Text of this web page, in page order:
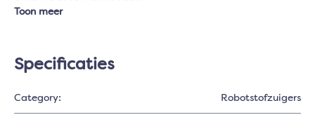
Toon meer
Specificaties
Category: Robotstofzuigers